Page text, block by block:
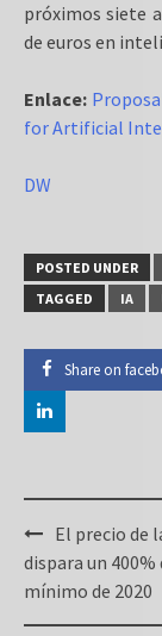
próximos siete
de euros en
Enlace:
for Artificial
DW
POSTED UNDER
TAGGED
IA
Share on
Post
navigation
El precio de
dispara un 400%
mínimo de 2020